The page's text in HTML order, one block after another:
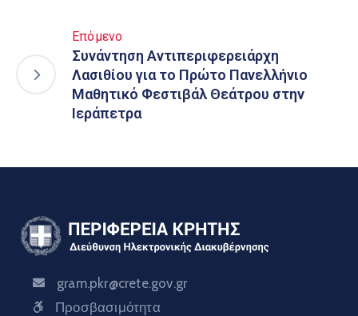
Επόμενο
Συνάντηση Αντιπεριφερειάρχη
Λασιθίου για το Πρώτο Πανελλήνιο
Μαθητικό Φεστιβάλ Θεάτρου στην
Ιεράπετρα
gram.pkr@crete.gov.gr
Προσβασιμότητα